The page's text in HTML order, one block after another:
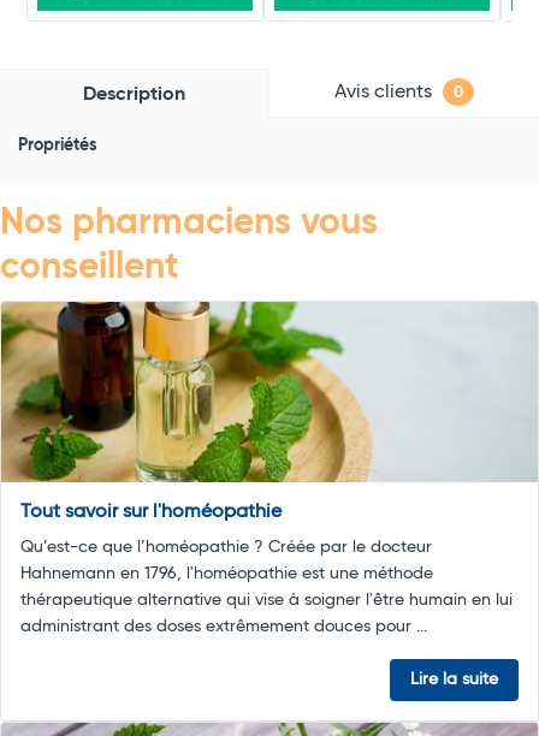
Description Avis clients 0
Propriétés
Nos pharmaciens vous
conseillent
Tout savoir sur l'homéopathie
Qu’est-ce que l’homéopathie ? Créée par le docteur
Hahnemann en 1796, l'homéopathie est une méthode
thérapeutique alternative qui vise à soigner l'être humain en lui
administrant des doses extrêmement douces pour ...
Lire la suite